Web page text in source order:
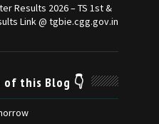
Results 2026 – TS 1st &
Link @ tgbie.cgg.gov.in
this Blog 👇